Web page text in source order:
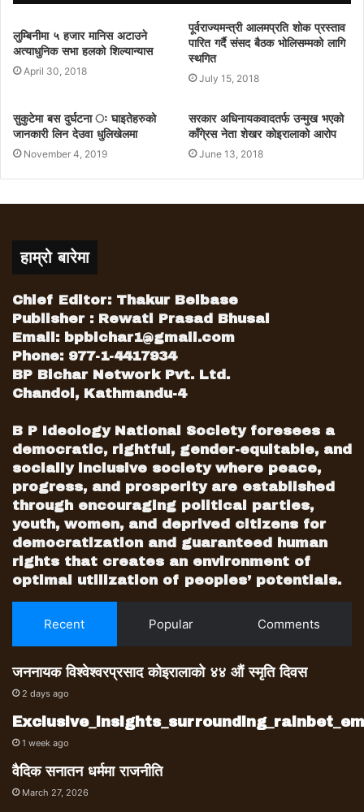
लुम्बिनीमा ५ हजार मानिस अटाउने
अत्याधुनिक सभा हलको शिल्यान्यास
April 30, 2018
पूर्वराज्यमन्त्री आलमप्रति शोक प्रस्ताव
पारित गर्दै संसद बैठक भोलिसम्मको लागि
स्थगित
July 15, 2018
सुकुटेमा बस दुर्घटना ः घाइतेहरुको
जानकारी लिन देउवा धुलिखेलमा
November 4, 2019
सरकार अधिनायकवादतर्फ उन्मुख भएको
काँगे्रस नेता शेखर कोइरालाको आरोप
June 13, 2018
हाम्रो बारेमा
Chief Editor: Thakur Belbase
Publisher : Rewati Prasad Bhusal
Email: bpbichar1@gmail.com
Phone: 977-1-4417934
BP Bichar Network Pvt. Ltd.
Chandol, Kathmandu-4
B P Ideology National Society foresees a
democratic, rightful, gender-equitable, and
socially inclusive society where peace,
progress, and prosperity are established
through encouraging political parties,
youth, women, and deprived citizens for
democratization and guaranteed human
rights that creates an environment of
optimal utilization of peoples’ potentials.
Recent Popular Comments
जननायक विश्वेश्वरप्रसाद कोइरालाको ४४ औं स्मृति दिवस
2 days ago
1 week ago
वैदिक सनातन धर्ममा राजनीति
March 27, 2026